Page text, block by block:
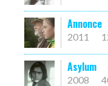
Annonce
2011
Asylum
2008